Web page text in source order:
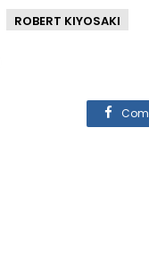
ROBERT KIYOSAKI